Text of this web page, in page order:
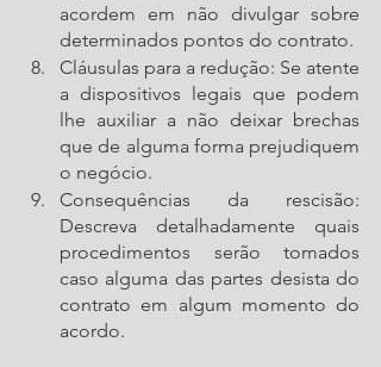
acordem em não divulgar sobre
determinados pontos do contrato.
Cláusulas para a redução: Se atente
a dispositivos legais que podem
lhe auxiliar a não deixar brechas
que de alguma forma prejudiquem
o negócio.
Consequências da rescisão:
Descreva detalhadamente quais
procedimentos serão tomados
caso alguma das partes desista do
contrato em algum momento do
acordo.